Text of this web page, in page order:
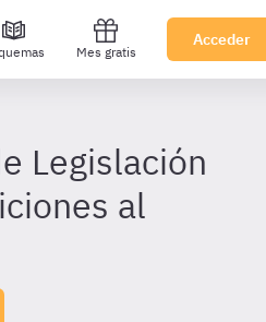
Mes gratis
Acceder
Legislación
al